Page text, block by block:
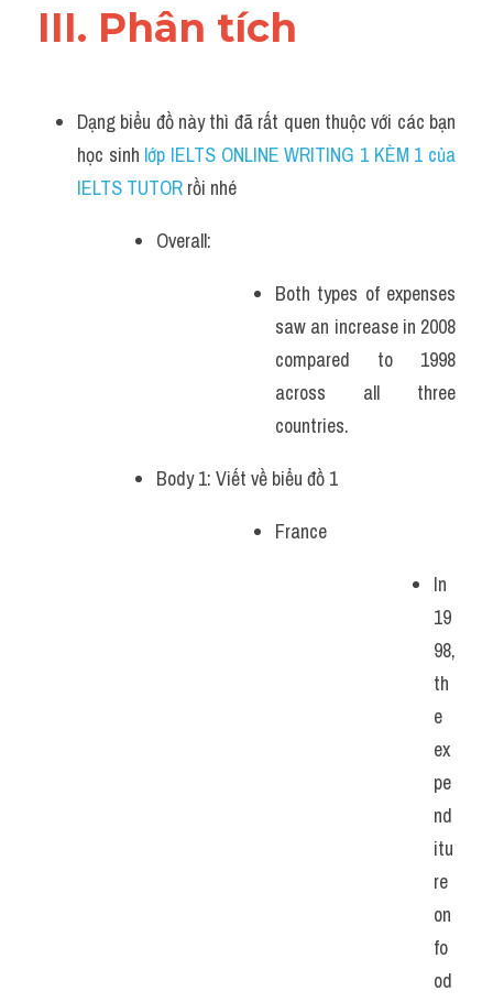
III. Phân tích
Dạng biểu đồ này thì đã rất quen thuộc với các bạn
học sinh lớp IELTS ONLINE WRITING 1 KÈM 1 của
IELTS TUTOR rồi nhé
Overall:
Both types of expenses
saw an increase in 2008
compared to 1998
across all three
countries.
Body 1: Viết về biểu đồ 1
France
In
19
98,
th
e
ex
pe
nd
itu
re
on
fo
od